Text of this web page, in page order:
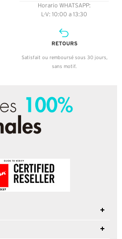
Horario WHATSAPP:
L-V: 10:00 a 13:30
RETOURS
Satisfait ou remboursé sous 30 jours,
sans motif.